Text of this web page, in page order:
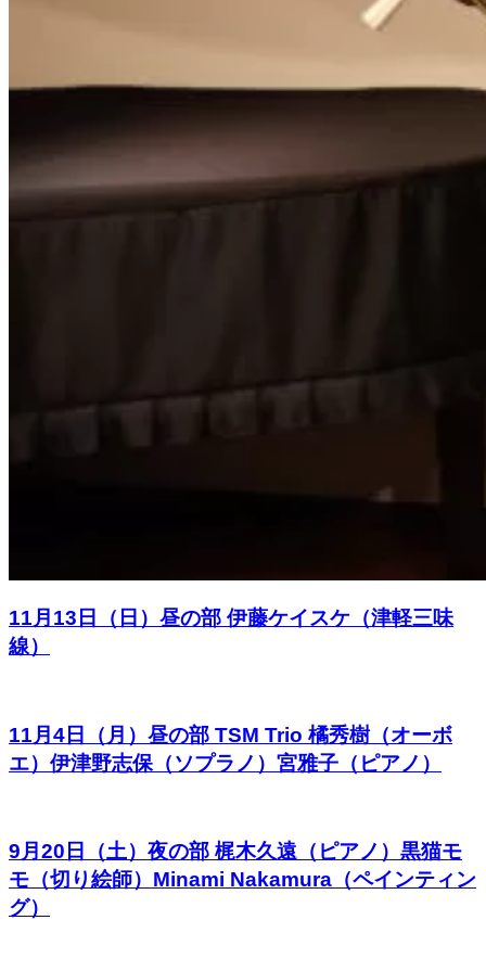
11月13日（日）昼の部 伊藤ケイスケ（津軽三味
線）
11月4日（月）昼の部 TSM Trio 橘秀樹（オーボ
エ）伊津野志保（ソプラノ）宮雅子（ピアノ）
9月20日（土）夜の部 梶木久遠（ピアノ）黒猫モ
モ（切り絵師）Minami Nakamura（ペインティン
グ）